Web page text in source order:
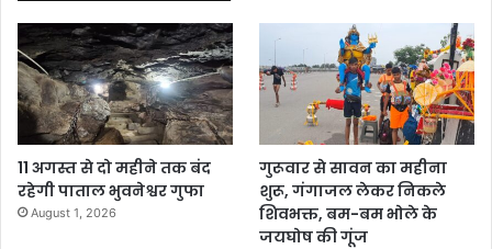
11 अगस्त से दो महीने तक बंद
रहेगी पाताल भुवनेश्वर गुफा
August 1, 2026
गुरूवार से सावन का महीना
शुरू, गंगाजल लेकर निकले
शिवभक्त, बम-बम भोले के
जयघोष की गूंज